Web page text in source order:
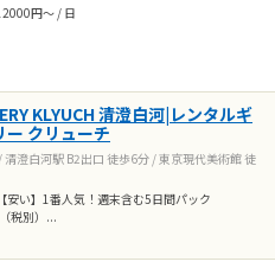
円～ / 日
KLYUCH 清澄白河|レンタルギ
ー クリューチ
/ 清澄白河駅 B2出口 徒歩6分 / 東京現代美術館 徒
安い】1番人気！週末含む5日間パック
税別）...